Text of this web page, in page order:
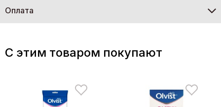
Оплата
C этим товаром покупают